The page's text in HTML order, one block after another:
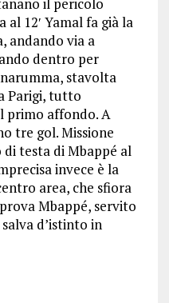
al 12′ Yamal fa già la
andando via a
dentro per
stavolta
Parigi, tutto
primo affondo. A
tre gol. Missione
testa di Mbappé al
invece è la
area, che sfiora
Mbappé, servito
d’istinto in